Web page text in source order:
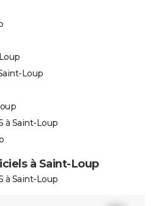
Loup
à Saint-Loup
à Saint-Loup
à Saint-Loup